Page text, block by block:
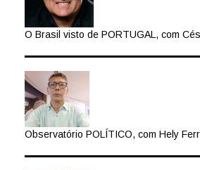
O Brasil visto de PORTUGAL, com
Observatório POLÍTICO, com Hely